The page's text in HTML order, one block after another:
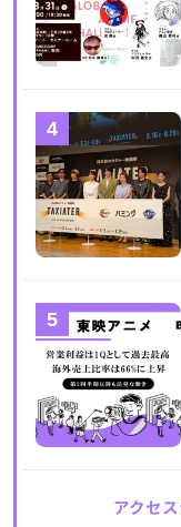
アクセ